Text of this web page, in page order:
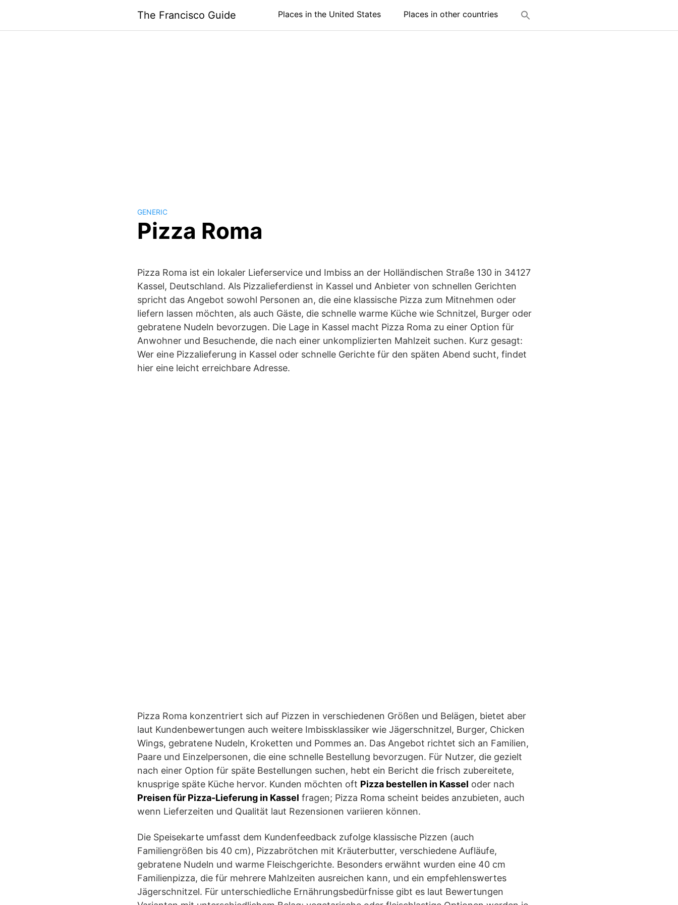
content
The Francisco Guide Places in the United States Places in other countries
GENERIC
Pizza Roma
Pizza Roma ist ein lokaler Lieferservice und Imbiss an der Holländischen Straße 130 in 34127
Kassel, Deutschland. Als Pizzalieferdienst in Kassel und Anbieter von schnellen Gerichten
spricht das Angebot sowohl Personen an, die eine klassische Pizza zum Mitnehmen oder
liefern lassen möchten, als auch Gäste, die schnelle warme Küche wie Schnitzel, Burger oder
gebratene Nudeln bevorzugen. Die Lage in Kassel macht Pizza Roma zu einer Option für
Anwohner und Besuchende, die nach einer unkomplizierten Mahlzeit suchen. Kurz gesagt:
Wer eine Pizzalieferung in Kassel oder schnelle Gerichte für den späten Abend sucht, findet
hier eine leicht erreichbare Adresse.
Pizza Roma konzentriert sich auf Pizzen in verschiedenen Größen und Belägen, bietet aber
laut Kundenbewertungen auch weitere Imbissklassiker wie Jägerschnitzel, Burger, Chicken
Wings, gebratene Nudeln, Kroketten und Pommes an. Das Angebot richtet sich an Familien,
Paare und Einzelpersonen, die eine schnelle Bestellung bevorzugen. Für Nutzer, die gezielt
nach einer Option für späte Bestellungen suchen, hebt ein Bericht die frisch zubereitete,
knusprige späte Küche hervor. Kunden möchten oft Pizza bestellen in Kassel oder nach
Preisen für Pizza-Lieferung in Kassel fragen; Pizza Roma scheint beides anzubieten, auch
wenn Lieferzeiten und Qualität laut Rezensionen variieren können.
Die Speisekarte umfasst dem Kundenfeedback zufolge klassische Pizzen (auch
Familiengrößen bis 40 cm), Pizzabrötchen mit Kräuterbutter, verschiedene Aufläufe,
gebratene Nudeln und warme Fleischgerichte. Besonders erwähnt wurden eine 40 cm
Familienpizza, die für mehrere Mahlzeiten ausreichen kann, und ein empfehlenswertes
Jägerschnitzel. Für unterschiedliche Ernährungsbedürfnisse gibt es laut Bewertungen